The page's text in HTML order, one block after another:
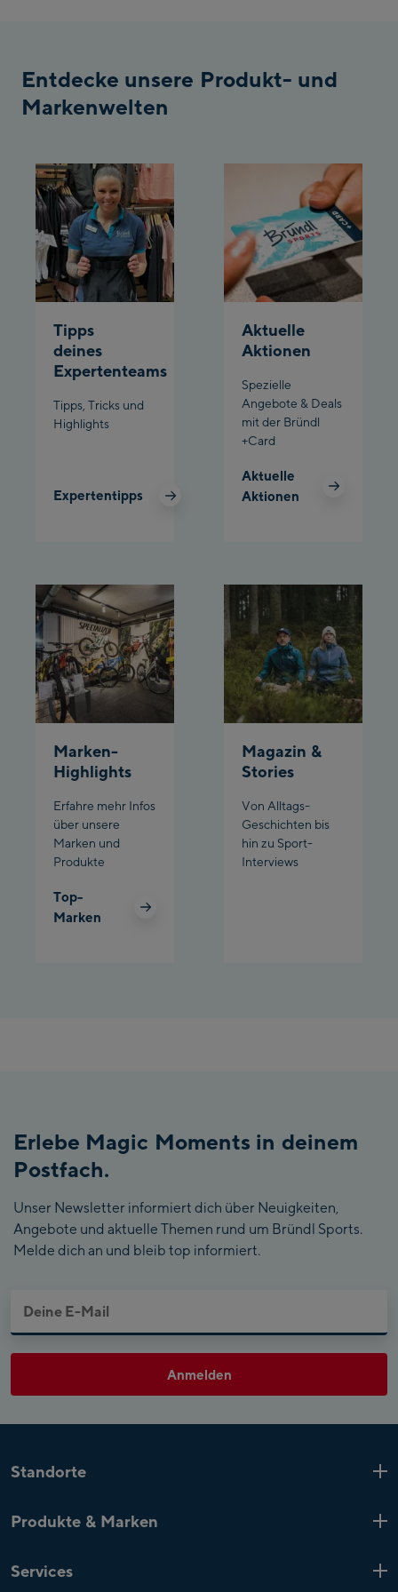
station
Ahornbahn Talstation
/Valley station
Spieljochbahn
Talstation /Valley
station
Spieljochbahn
Bergstation / Top
station
Ischgl:
Ischgl Zentrum
Ischgl Outlet
Schladming:
Entdecke unsere Produkt- und
Markenwelten
Tipps
deines
Expertenteams
Tipps, Tricks und
Highlights
Expertentipps
Aktuelle
Aktionen
Spezielle
Angebote & Deals
mit der Bründl
+Card
Aktuelle
Aktionen
Marken-
Highlights
Erfahre mehr Infos
über unsere
Marken und
Produkte
Top-
Marken
Magazin &
Stories
Von Alltags-
Geschichten bis
hin zu Sport-
Interviews
Erlebe Magic Moments in deinem
Postfach.
Unser Newsletter informiert dich über Neuigkeiten,
Angebote und aktuelle Themen rund um Bründl Sports.
Melde dich an und bleib top informiert.
Anmelden
Standorte
Zell am See4 Shops
Mayrhofen
Produkte & Marken
Top-Marken
Services